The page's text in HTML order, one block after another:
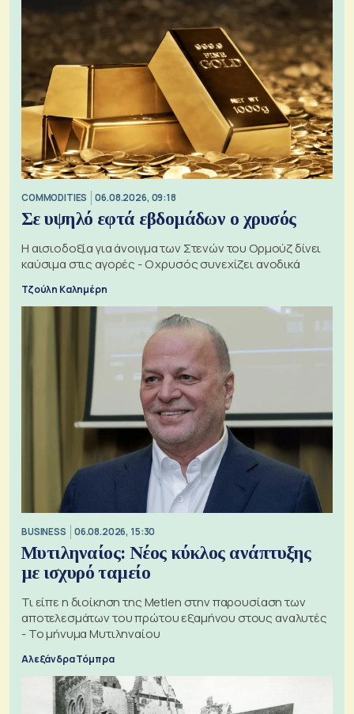
COMMODITIES 06.08.2026, 09:18
Σε υψηλό εφτά εβδομάδων ο χρυσός
Η αισιοδοξία για άνοιγμα των Στενών του Ορμούζ δίνει
καύσιμα στις αγορές - Ο χρυσός συνεχίζει ανοδικά
Τζούλη Καλημέρη
BUSINESS 06.08.2026, 15:30
Μυτιληναίος: Νέος κύκλος ανάπτυξης
με ισχυρό ταμείο
Τι είπε η διοίκηση της Metlen στην παρουσίαση των
αποτελεσμάτων του πρώτου εξαμήνου στους αναλυτές
- Το μήνυμα Μυτιληναίου
Αλεξάνδρα Τόμπρα